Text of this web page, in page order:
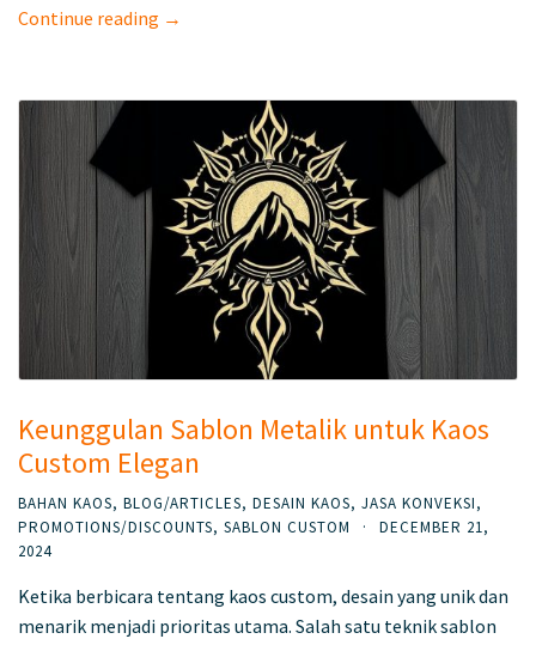
Continue reading →
Keunggulan Sablon Metalik untuk Kaos
Custom Elegan
BAHAN KAOS, BLOG/ARTICLES, DESAIN KAOS, JASA KONVEKSI,
PROMOTIONS/DISCOUNTS, SABLON CUSTOM ·
DECEMBER 21,
2024
Ketika berbicara tentang kaos custom, desain yang unik dan
menarik menjadi prioritas utama. Salah satu teknik sablon